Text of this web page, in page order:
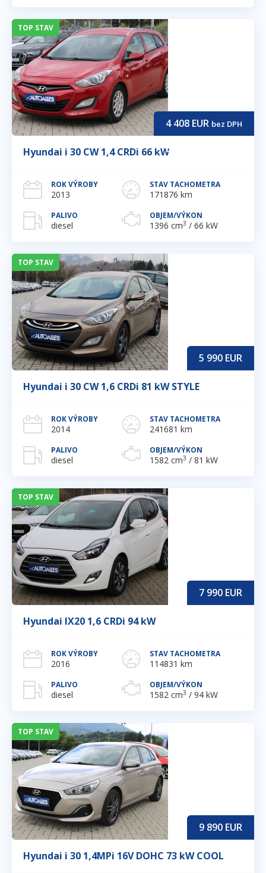
TOP STAV
4 408 EUR bez DPH
5 290
Hyundai i 30 CW 1,4 CRDi 66 kW
ROK VÝROBY
2013
STAV TACHOMETRA
171876 km
PALIVO
diesel
OBJEM/VÝKON
1396 cm3 / 66 kW
TOP STAV
5 990 EUR
Hyundai i 30 CW 1,6 CRDi 81 kW STYLE
ROK VÝROBY
2014
STAV TACHOMETRA
241681 km
PALIVO
diesel
OBJEM/VÝKON
1582 cm3 / 81 kW
TOP STAV
7 990 EUR
Hyundai IX20 1,6 CRDi 94 kW
ROK VÝROBY
2016
STAV TACHOMETRA
114831 km
PALIVO
diesel
OBJEM/VÝKON
1582 cm3 / 94 kW
TOP STAV
9 890 EUR
Hyundai i 30 1,4MPi 16V DOHC 73 kW COOL